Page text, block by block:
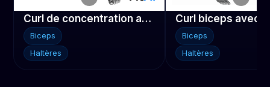
Curl de concentration avec haltère
Biceps
Haltères
Curl biceps avec
Biceps
Haltères